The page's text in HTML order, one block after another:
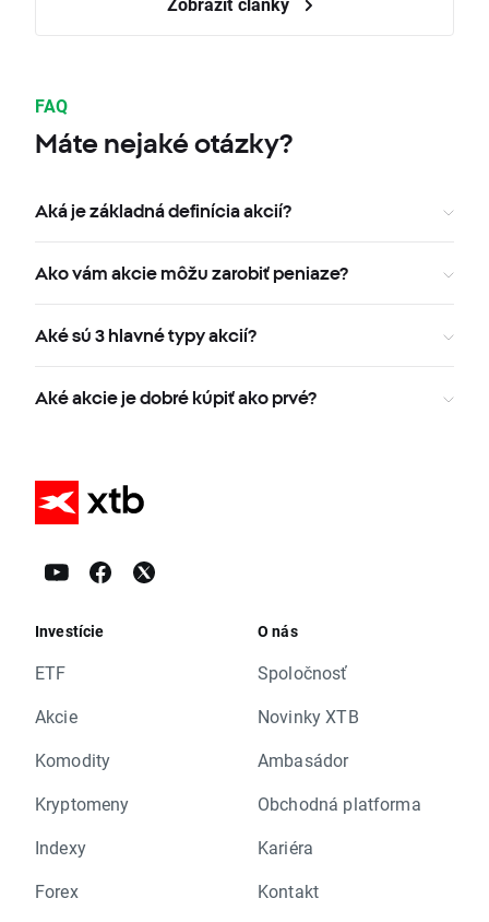
FAQ
Máte nejaké otázky?
Aká je základná definícia akcií?
Ako vám akcie môžu zarobiť peniaze?
Aké sú 3 hlavné typy akcií?
Aké akcie je dobré kúpiť ako prvé?
Investície
ETF
Akcie
Komodity
Kryptomeny
Indexy
Forex
O nás
Spoločnosť
Novinky XTB
Ambasádor
Obchodná platforma
Kariéra
Kontakt